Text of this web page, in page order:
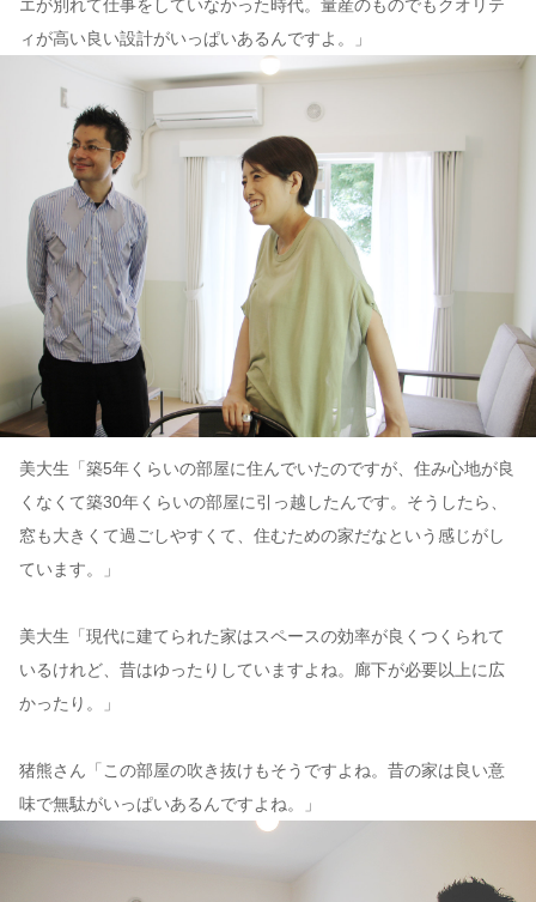
エが別れて仕事をしていなかった時代。量産のものでもクオリテ
ィが高い良い設計がいっぱいあるんですよ。」
美大生「築5年くらいの部屋に住んでいたのですが、住み心地が良
くなくて築30年くらいの部屋に引っ越したんです。そうしたら、
窓も大きくて過ごしやすくて、住むための家だなという感じがし
ています。」
美大生「現代に建てられた家はスペースの効率が良くつくられて
いるけれど、昔はゆったりしていますよね。廊下が必要以上に広
かったり。」
猪熊さん「この部屋の吹き抜けもそうですよね。昔の家は良い意
味で無駄がいっぱいあるんですよね。」